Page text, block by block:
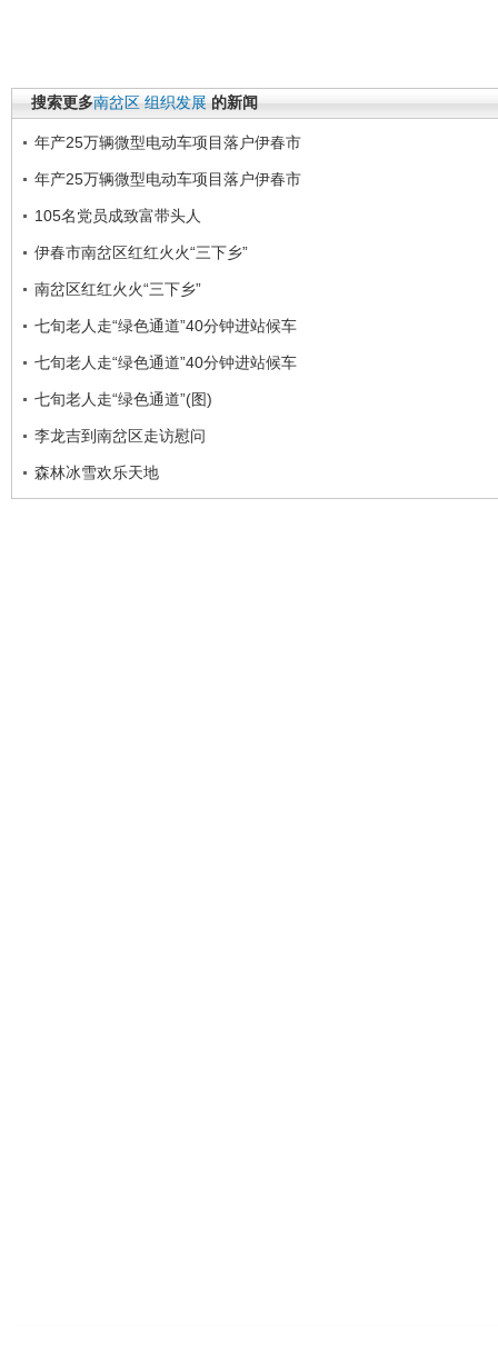
搜索更多南岔区 组织发展 的新闻
年产25万辆微型电动车项目落户伊春市
年产25万辆微型电动车项目落户伊春市
105名党员成致富带头人
伊春市南岔区红红火火“三下乡”
南岔区红红火火“三下乡”
七旬老人走“绿色通道”40分钟进站候车
七旬老人走“绿色通道”40分钟进站候车
七旬老人走“绿色通道”(图)
李龙吉到南岔区走访慰问
森林冰雪欢乐天地